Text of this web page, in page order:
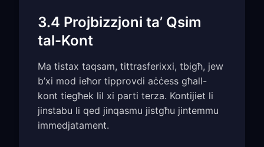
3.4 Projbizzjoni ta’ Qsim
tal-Kont
Ma tistax taqsam, tittrasferixxi, tbigħ, jew
b’xi mod ieħor tipprovdi aċċess għall-
kont tiegħek lil xi parti terza. Kontijiet li
jinstabu li qed jinqasmu jistgħu jintemmu
immedjatament.